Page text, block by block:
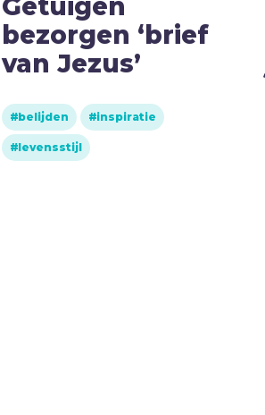
bezorgen ‘brief
van Jezus’
belijden inspiratie
levensstijl